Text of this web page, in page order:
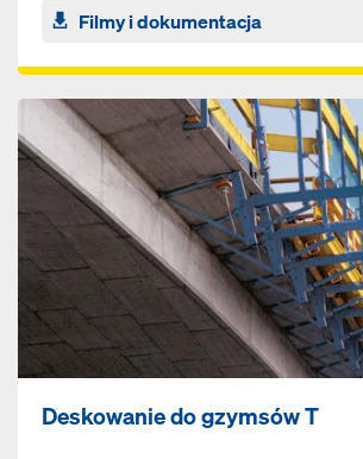
Filmy i dokumentacja
Deskowanie do gzymsów T